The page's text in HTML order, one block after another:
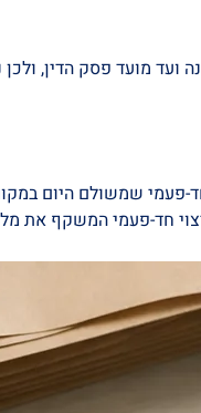
מועד פסק הדין,
חד-פעמי המשקף את